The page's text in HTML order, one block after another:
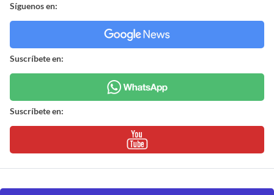
Síguenos en:
Suscríbete en:
Suscríbete en: